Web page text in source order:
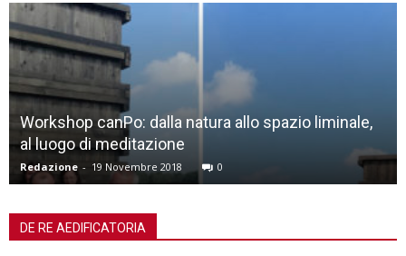
Workshop canPo: dalla natura allo spazio liminale,
al luogo di meditazione
Redazione - 19 Novembre 2018 0
DE RE AEDIFICATORIA